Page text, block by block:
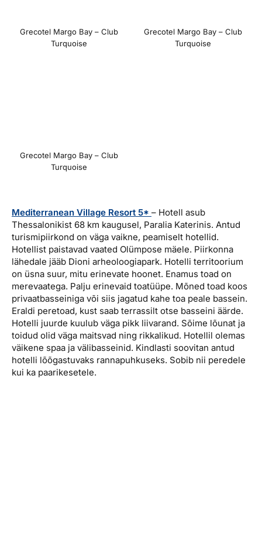
Grecotel Margo Bay – Club
Turquoise
Grecotel Margo Bay – Club
Turquoise
Grecotel Margo Bay – Club
Turquoise
Mediterranean Village Resort 5* – Hotell asub
Thessalonikist 68 km kaugusel, Paralia Katerinis. Antud
turismipiirkond on väga vaikne, peamiselt hotellid.
Hotellist paistavad vaated Olümpose mäele. Piirkonna
lähedale jääb Dioni arheoloogiapark. Hotelli territoorium
on üsna suur, mitu erinevate hoonet. Enamus toad on
merevaatega. Palju erinevaid toatüüpe. Mõned toad koos
privaatbasseiniga või siis jagatud kahe toa peale bassein.
Eraldi peretoad, kust saab terrassilt otse basseini äärde.
Hotelli juurde kuulub väga pikk liivarand. Sõime lõunat ja
toidud olid väga maitsvad ning rikkalikud. Hotellil olemas
väikene spaa ja välibasseinid. Kindlasti soovitan antud
hotelli lõõgastuvaks rannapuhkuseks. Sobib nii peredele
kui ka paarikesetele.